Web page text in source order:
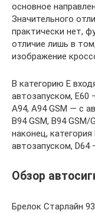
основное
Значительного
практически нет,
отличие лишь в
изображение
В категорию Е
автозапуском, E60
A94, A94 GSM — с
B94 GSM, B94
наконец, категория
автозапуском, D64
Обзор
Брелок Старлайн 93